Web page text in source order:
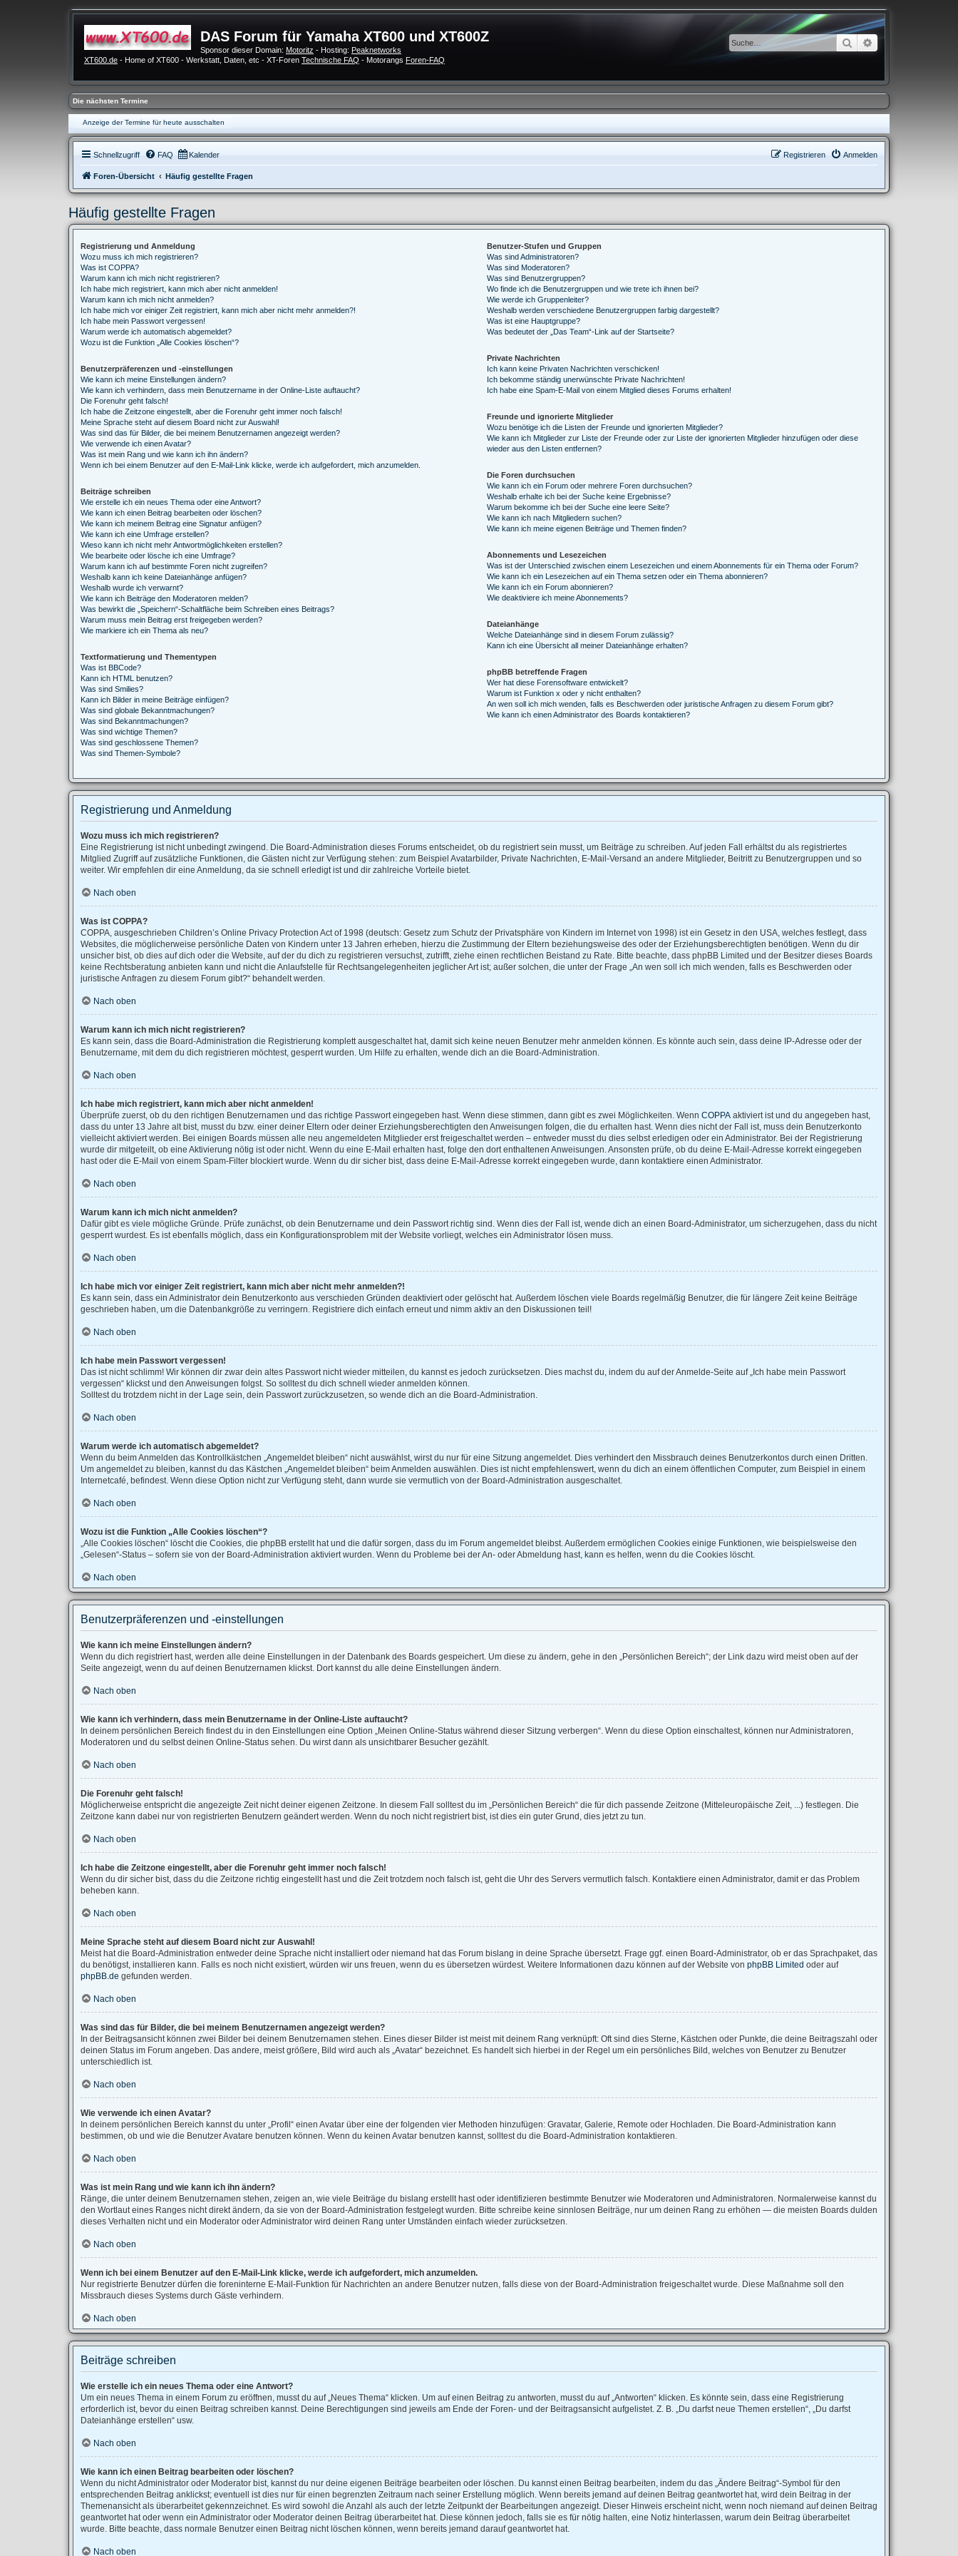
DAS Forum für Yamaha XT600 und XT600Z
Sponsor dieser Domain: Motoritz - Hosting: Peaknetworks
XT600.de - Home of XT600 - Werkstatt, Daten, etc - XT-Foren Technische FAQ - Motorangs Foren-FAQ
Suche Erweiterte Suche
Die nächsten Termine
Anzeige der Termine für heute ausschalten
Schnellzugriff FAQ Kalender Anmelden
Registrieren
Foren-Übersicht Häufig gestellte Fragen
Häufig gestellte Fragen
Registrierung und Anmeldung
Wozu muss ich mich registrieren?
Was ist COPPA?
Warum kann ich mich nicht registrieren?
Ich habe mich registriert, kann mich aber nicht anmelden!
Warum kann ich mich nicht anmelden?
Ich habe mich vor einiger Zeit registriert, kann mich aber nicht mehr anmelden?!
Ich habe mein Passwort vergessen!
Warum werde ich automatisch abgemeldet?
Wozu ist die Funktion „Alle Cookies löschen“?
Benutzerpräferenzen und -einstellungen
Wie kann ich meine Einstellungen ändern?
Wie kann ich verhindern, dass mein Benutzername in der Online-Liste auftaucht?
Die Forenuhr geht falsch!
Ich habe die Zeitzone eingestellt, aber die Forenuhr geht immer noch falsch!
Meine Sprache steht auf diesem Board nicht zur Auswahl!
Was sind das für Bilder, die bei meinem Benutzernamen angezeigt werden?
Wie verwende ich einen Avatar?
Was ist mein Rang und wie kann ich ihn ändern?
Wenn ich bei einem Benutzer auf den E-Mail-Link klicke, werde ich aufgefordert, mich anzumelden.
Beiträge schreiben
Wie erstelle ich ein neues Thema oder eine Antwort?
Wie kann ich einen Beitrag bearbeiten oder löschen?
Wie kann ich meinem Beitrag eine Signatur anfügen?
Wie kann ich eine Umfrage erstellen?
Wieso kann ich nicht mehr Antwortmöglichkeiten erstellen?
Wie bearbeite oder lösche ich eine Umfrage?
Warum kann ich auf bestimmte Foren nicht zugreifen?
Weshalb kann ich keine Dateianhänge anfügen?
Weshalb wurde ich verwarnt?
Wie kann ich Beiträge den Moderatoren melden?
Was bewirkt die „Speichern“-Schaltfläche beim Schreiben eines Beitrags?
Warum muss mein Beitrag erst freigegeben werden?
Wie markiere ich ein Thema als neu?
Textformatierung und Thementypen
Was ist BBCode?
Kann ich HTML benutzen?
Was sind Smilies?
Kann ich Bilder in meine Beiträge einfügen?
Was sind globale Bekanntmachungen?
Was sind Bekanntmachungen?
Was sind wichtige Themen?
Was sind geschlossene Themen?
Was sind Themen-Symbole?
Benutzer-Stufen und Gruppen
Was sind Administratoren?
Was sind Moderatoren?
Was sind Benutzergruppen?
Wo finde ich die Benutzergruppen und wie trete ich ihnen bei?
Wie werde ich Gruppenleiter?
Weshalb werden verschiedene Benutzergruppen farbig dargestellt?
Was ist eine Hauptgruppe?
Was bedeutet der „Das Team“-Link auf der Startseite?
Private Nachrichten
Ich kann keine Privaten Nachrichten verschicken!
Ich bekomme ständig unerwünschte Private Nachrichten!
Ich habe eine Spam-E-Mail von einem Mitglied dieses Forums erhalten!
Freunde und ignorierte Mitglieder
Wozu benötige ich die Listen der Freunde und ignorierten Mitglieder?
Wie kann ich Mitglieder zur Liste der Freunde oder zur Liste der ignorierten Mitglieder hinzufügen oder diese
wieder aus den Listen entfernen?
Die Foren durchsuchen
Wie kann ich ein Forum oder mehrere Foren durchsuchen?
Weshalb erhalte ich bei der Suche keine Ergebnisse?
Warum bekomme ich bei der Suche eine leere Seite?
Wie kann ich nach Mitgliedern suchen?
Wie kann ich meine eigenen Beiträge und Themen finden?
Abonnements und Lesezeichen
Was ist der Unterschied zwischen einem Lesezeichen und einem Abonnements für ein Thema oder Forum?
Wie kann ich ein Lesezeichen auf ein Thema setzen oder ein Thema abonnieren?
Wie kann ich ein Forum abonnieren?
Wie deaktiviere ich meine Abonnements?
Dateianhänge
Welche Dateianhänge sind in diesem Forum zulässig?
Kann ich eine Übersicht all meiner Dateianhänge erhalten?
phpBB betreffende Fragen
Wer hat diese Forensoftware entwickelt?
Warum ist Funktion x oder y nicht enthalten?
An wen soll ich mich wenden, falls es Beschwerden oder juristische Anfragen zu diesem Forum gibt?
Wie kann ich einen Administrator des Boards kontaktieren?
Registrierung und Anmeldung
Wozu muss ich mich registrieren?
Eine Registrierung ist nicht unbedingt zwingend. Die Board-Administration dieses Forums entscheidet, ob du registriert sein musst, um Beiträge zu schreiben. Auf jeden Fall erhältst du als registriertes
Mitglied Zugriff auf zusätzliche Funktionen, die Gästen nicht zur Verfügung stehen: zum Beispiel Avatarbilder, Private Nachrichten, E-Mail-Versand an andere Mitglieder, Beitritt zu Benutzergruppen und so
weiter. Wir empfehlen dir eine Anmeldung, da sie schnell erledigt ist und dir zahlreiche Vorteile bietet.
Nach oben
Was ist COPPA?
COPPA, ausgeschrieben Children’s Online Privacy Protection Act of 1998 (deutsch: Gesetz zum Schutz der Privatsphäre von Kindern im Internet von 1998) ist ein Gesetz in den USA, welches festlegt, dass
Websites, die möglicherweise persönliche Daten von Kindern unter 13 Jahren erheben, hierzu die Zustimmung der Eltern beziehungsweise des oder der Erziehungsberechtigten benötigen. Wenn du dir
unsicher bist, ob dies auf dich oder die Website, auf der du dich zu registrieren versuchst, zutrifft, ziehe einen rechtlichen Beistand zu Rate. Bitte beachte, dass phpBB Limited und der Besitzer dieses Boards
keine Rechtsberatung anbieten kann und nicht die Anlaufstelle für Rechtsangelegenheiten jeglicher Art ist; außer solchen, die unter der Frage „An wen soll ich mich wenden, falls es Beschwerden oder
juristische Anfragen zu diesem Forum gibt?“ behandelt werden.
Nach oben
Warum kann ich mich nicht registrieren?
Es kann sein, dass die Board-Administration die Registrierung komplett ausgeschaltet hat, damit sich keine neuen Benutzer mehr anmelden können. Es könnte auch sein, dass deine IP-Adresse oder der
Benutzername, mit dem du dich registrieren möchtest, gesperrt wurden. Um Hilfe zu erhalten, wende dich an die Board-Administration.
Nach oben
Ich habe mich registriert, kann mich aber nicht anmelden!
Überprüfe zuerst, ob du den richtigen Benutzernamen und das richtige Passwort eingegeben hast. Wenn diese stimmen, dann gibt es zwei Möglichkeiten. Wenn COPPA aktiviert ist und du angegeben hast,
dass du unter 13 Jahre alt bist, musst du bzw. einer deiner Eltern oder deiner Erziehungsberechtigten den Anweisungen folgen, die du erhalten hast. Wenn dies nicht der Fall ist, muss dein Benutzerkonto
vielleicht aktiviert werden. Bei einigen Boards müssen alle neu angemeldeten Mitglieder erst freigeschaltet werden – entweder musst du dies selbst erledigen oder ein Administrator. Bei der Registrierung
wurde dir mitgeteilt, ob eine Aktivierung nötig ist oder nicht. Wenn du eine E-Mail erhalten hast, folge den dort enthaltenen Anweisungen. Ansonsten prüfe, ob du deine E-Mail-Adresse korrekt eingegeben
hast oder die E-Mail von einem Spam-Filter blockiert wurde. Wenn du dir sicher bist, dass deine E-Mail-Adresse korrekt eingegeben wurde, dann kontaktiere einen Administrator.
Nach oben
Warum kann ich mich nicht anmelden?
Dafür gibt es viele mögliche Gründe. Prüfe zunächst, ob dein Benutzername und dein Passwort richtig sind. Wenn dies der Fall ist, wende dich an einen Board-Administrator, um sicherzugehen, dass du nicht
gesperrt wurdest. Es ist ebenfalls möglich, dass ein Konfigurationsproblem mit der Website vorliegt, welches ein Administrator lösen muss.
Nach oben
Ich habe mich vor einiger Zeit registriert, kann mich aber nicht mehr anmelden?!
Es kann sein, dass ein Administrator dein Benutzerkonto aus verschieden Gründen deaktiviert oder gelöscht hat. Außerdem löschen viele Boards regelmäßig Benutzer, die für längere Zeit keine Beiträge
geschrieben haben, um die Datenbankgröße zu verringern. Registriere dich einfach erneut und nimm aktiv an den Diskussionen teil!
Nach oben
Ich habe mein Passwort vergessen!
Das ist nicht schlimm! Wir können dir zwar dein altes Passwort nicht wieder mitteilen, du kannst es jedoch zurücksetzen. Dies machst du, indem du auf der Anmelde-Seite auf „Ich habe mein Passwort
vergessen“ klickst und den Anweisungen folgst. So solltest du dich schnell wieder anmelden können.
Solltest du trotzdem nicht in der Lage sein, dein Passwort zurückzusetzen, so wende dich an die Board-Administration.
Nach oben
Warum werde ich automatisch abgemeldet?
Wenn du beim Anmelden das Kontrollkästchen „Angemeldet bleiben“ nicht auswählst, wirst du nur für eine Sitzung angemeldet. Dies verhindert den Missbrauch deines Benutzerkontos durch einen Dritten.
Um angemeldet zu bleiben, kannst du das Kästchen „Angemeldet bleiben“ beim Anmelden auswählen. Dies ist nicht empfehlenswert, wenn du dich an einem öffentlichen Computer, zum Beispiel in einem
Internetcafé, befindest. Wenn diese Option nicht zur Verfügung steht, dann wurde sie vermutlich von der Board-Administration ausgeschaltet.
Nach oben
Wozu ist die Funktion „Alle Cookies löschen“?
„Alle Cookies löschen“ löscht die Cookies, die phpBB erstellt hat und die dafür sorgen, dass du im Forum angemeldet bleibst. Außerdem ermöglichen Cookies einige Funktionen, wie beispielsweise den
„Gelesen“-Status – sofern sie von der Board-Administration aktiviert wurden. Wenn du Probleme bei der An- oder Abmeldung hast, kann es helfen, wenn du die Cookies löscht.
Nach oben
Benutzerpräferenzen und -einstellungen
Wie kann ich meine Einstellungen ändern?
Wenn du dich registriert hast, werden alle deine Einstellungen in der Datenbank des Boards gespeichert. Um diese zu ändern, gehe in den „Persönlichen Bereich“; der Link dazu wird meist oben auf der
Seite angezeigt, wenn du auf deinen Benutzernamen klickst. Dort kannst du alle deine Einstellungen ändern.
Nach oben
Wie kann ich verhindern, dass mein Benutzername in der Online-Liste auftaucht?
In deinem persönlichen Bereich findest du in den Einstellungen eine Option „Meinen Online-Status während dieser Sitzung verbergen“. Wenn du diese Option einschaltest, können nur Administratoren,
Moderatoren und du selbst deinen Online-Status sehen. Du wirst dann als unsichtbarer Besucher gezählt.
Nach oben
Die Forenuhr geht falsch!
Möglicherweise entspricht die angezeigte Zeit nicht deiner eigenen Zeitzone. In diesem Fall solltest du im „Persönlichen Bereich“ die für dich passende Zeitzone (Mitteleuropäische Zeit, ...) festlegen. Die
Zeitzone kann dabei nur von registrierten Benutzern geändert werden. Wenn du noch nicht registriert bist, ist dies ein guter Grund, dies jetzt zu tun.
Nach oben
Ich habe die Zeitzone eingestellt, aber die Forenuhr geht immer noch falsch!
Wenn du dir sicher bist, dass du die Zeitzone richtig eingestellt hast und die Zeit trotzdem noch falsch ist, geht die Uhr des Servers vermutlich falsch. Kontaktiere einen Administrator, damit er das Problem
beheben kann.
Nach oben
Meine Sprache steht auf diesem Board nicht zur Auswahl!
Meist hat die Board-Administration entweder deine Sprache nicht installiert oder niemand hat das Forum bislang in deine Sprache übersetzt. Frage ggf. einen Board-Administrator, ob er das Sprachpaket, das
du benötigst, installieren kann. Falls es noch nicht existiert, würden wir uns freuen, wenn du es übersetzen würdest. Weitere Informationen dazu können auf der Website von phpBB Limited oder auf
phpBB.de gefunden werden.
Nach oben
Was sind das für Bilder, die bei meinem Benutzernamen angezeigt werden?
In der Beitragsansicht können zwei Bilder bei deinem Benutzernamen stehen. Eines dieser Bilder ist meist mit deinem Rang verknüpft: Oft sind dies Sterne, Kästchen oder Punkte, die deine Beitragszahl oder
deinen Status im Forum angeben. Das andere, meist größere, Bild wird auch als „Avatar“ bezeichnet. Es handelt sich hierbei in der Regel um ein persönliches Bild, welches von Benutzer zu Benutzer
unterschiedlich ist.
Nach oben
Wie verwende ich einen Avatar?
In deinem persönlichen Bereich kannst du unter „Profil“ einen Avatar über eine der folgenden vier Methoden hinzufügen: Gravatar, Galerie, Remote oder Hochladen. Die Board-Administration kann
bestimmen, ob und wie die Benutzer Avatare benutzen können. Wenn du keinen Avatar benutzen kannst, solltest du die Board-Administration kontaktieren.
Nach oben
Was ist mein Rang und wie kann ich ihn ändern?
Ränge, die unter deinem Benutzernamen stehen, zeigen an, wie viele Beiträge du bislang erstellt hast oder identifizieren bestimmte Benutzer wie Moderatoren und Administratoren. Normalerweise kannst du
den Wortlaut eines Ranges nicht direkt ändern, da sie von der Board-Administration festgelegt wurden. Bitte schreibe keine sinnlosen Beiträge, nur um deinen Rang zu erhöhen — die meisten Boards dulden
dieses Verhalten nicht und ein Moderator oder Administrator wird deinen Rang unter Umständen einfach wieder zurücksetzen.
Nach oben
Wenn ich bei einem Benutzer auf den E-Mail-Link klicke, werde ich aufgefordert, mich anzumelden.
Nur registrierte Benutzer dürfen die foreninterne E-Mail-Funktion für Nachrichten an andere Benutzer nutzen, falls diese von der Board-Administration freigeschaltet wurde. Diese Maßnahme soll den
Missbrauch dieses Systems durch Gäste verhindern.
Nach oben
Beiträge schreiben
Wie erstelle ich ein neues Thema oder eine Antwort?
Um ein neues Thema in einem Forum zu eröffnen, musst du auf „Neues Thema“ klicken. Um auf einen Beitrag zu antworten, musst du auf „Antworten“ klicken. Es könnte sein, dass eine Registrierung
erforderlich ist, bevor du einen Beitrag schreiben kannst. Deine Berechtigungen sind jeweils am Ende der Foren- und der Beitragsansicht aufgelistet. Z. B. „Du darfst neue Themen erstellen“, „Du darfst
Dateianhänge erstellen“ usw.
Nach oben
Wie kann ich einen Beitrag bearbeiten oder löschen?
Wenn du nicht Administrator oder Moderator bist, kannst du nur deine eigenen Beiträge bearbeiten oder löschen. Du kannst einen Beitrag bearbeiten, indem du das „Ändere Beitrag“-Symbol für den
entsprechenden Beitrag anklickst; eventuell ist dies nur für einen begrenzten Zeitraum nach seiner Erstellung möglich. Wenn bereits jemand auf deinen Beitrag geantwortet hat, wird dein Beitrag in der
Themenansicht als überarbeitet gekennzeichnet. Es wird sowohl die Anzahl als auch der letzte Zeitpunkt der Bearbeitungen angezeigt. Dieser Hinweis erscheint nicht, wenn noch niemand auf deinen Beitrag
geantwortet hat oder wenn ein Administrator oder Moderator deinen Beitrag überarbeitet hat. Diese können jedoch, falls sie es für nötig halten, eine Notiz hinterlassen, warum dein Beitrag überarbeitet
wurde. Bitte beachte, dass normale Benutzer einen Beitrag nicht löschen können, wenn bereits jemand darauf geantwortet hat.
Nach oben